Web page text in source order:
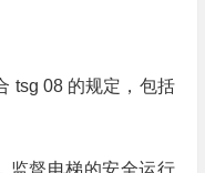
tsg 08 的规定，包括
督电梯的安全运行